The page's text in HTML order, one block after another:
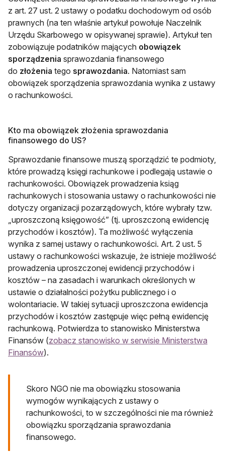
z art. 27 ust. 2 ustawy o podatku dochodowym od osób
prawnych (na ten właśnie artykuł powołuje Naczelnik
Urzędu Skarbowego w opisywanej sprawie). Artykuł ten
zobowiązuje podatników mających obowiązek
sporządzenia sprawozdania finansowego
do złożenia tego sprawozdania. Natomiast sam
obowiązek sporządzenia sprawozdania wynika z ustawy
o rachunkowości.
Kto ma obowiązek złożenia sprawozdania
finansowego do US?
Sprawozdanie finansowe muszą sporządzić te podmioty,
które prowadzą księgi rachunkowe i podlegają ustawie o
rachunkowości. Obowiązek prowadzenia ksiąg
rachunkowych i stosowania ustawy o rachunkowości nie
dotyczy organizacji pozarządowych, które wybrały tzw.
„uproszczoną księgowość” (tj. uproszczoną ewidencję
przychodów i kosztów). Ta możliwość wyłączenia
wynika z samej ustawy o rachunkowości. Art. 2 ust. 5
ustawy o rachunkowości wskazuje, że istnieje możliwość
prowadzenia uproszczonej ewidencji przychodów i
kosztów – na zasadach i warunkach określonych w
ustawie o działalności pożytku publicznego i o
wolontariacie. W takiej sytuacji uproszczona ewidencja
przychodów i kosztów zastępuje więc pełną ewidencję
rachunkową. Potwierdza to stanowisko Ministerstwa
Finansów (zobacz stanowisko w serwisie Ministerstwa
Finansówotwiera się w nowej karcie
).
Skoro NGO nie ma obowiązku stosowania
wymogów wynikających z ustawy o
rachunkowości, to w szczególności nie ma również
obowiązku sporządzania sprawozdania
finansowego.